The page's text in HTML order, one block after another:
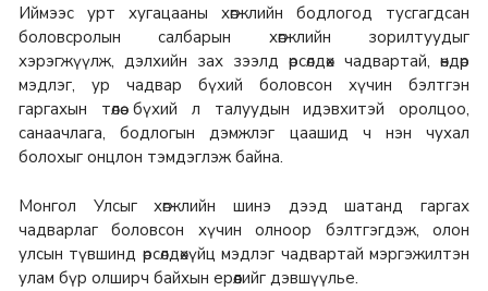
Иймээс урт хугацааны хөгжлийн бодлогод тусгагдсан
боловсролын салбарын хөгжлийн зорилтуудыг
хэрэгжүүлж, дэлхийн зах зээлд өрсөлдөх чадвартай, өндөр
мэдлэг, ур чадвар бүхий боловсон хүчин бэлтгэн
гаргахын төлөө бүхий л талуудын идэвхитэй оролцоо,
санаачлага, бодлогын дэмжлэг цаашид ч нэн чухал
болохыг онцлон тэмдэглэж байна.
Монгол Улсыг хөгжлийн шинэ дээд шатанд гаргах
чадварлаг боловсон хүчин олноор бэлтгэгдэж, олон
улсын түвшинд өрсөлдөхүйц мэдлэг чадвартай мэргэжилтэн
улам бүр олширч байхын ерөөлийг дэвшүүлье.